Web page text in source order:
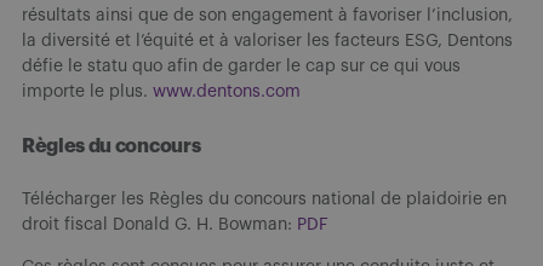
résultats ainsi que de son engagement à favoriser l’inclusion,
la diversité et l’équité et à valoriser les facteurs ESG, Dentons
défie le statu quo afin de garder le cap sur ce qui vous
importe le plus. www.dentons.com
Règles du concours
Télécharger les Règles du concours national de plaidoirie en
droit fiscal Donald G. H. Bowman: PDF